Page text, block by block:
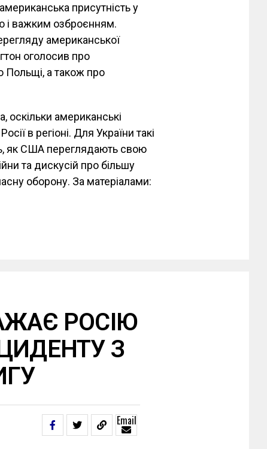
присутність у
і важким озброєнням.
американської
оголосив про
Польщі, а також про
оскільки американські
в регіоні. Для України такі
як США переглядають свою
та дискусій про більшу
оборону. За матеріалами:
РОСІЮ
З
Email